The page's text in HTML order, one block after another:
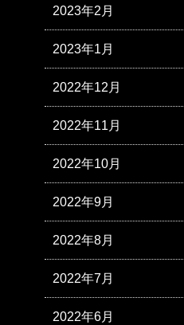
2023年2月
2023年1月
2022年12月
2022年11月
2022年10月
2022年9月
2022年8月
2022年7月
2022年6月